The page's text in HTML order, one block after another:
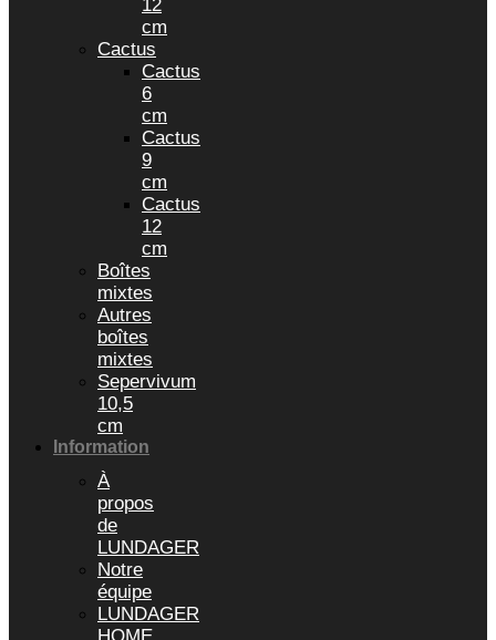
12
cm
Cactus
Cactus
6
cm
Cactus
9
cm
Cactus
12
cm
Boîtes
mixtes
Autres
boîtes
mixtes
Sepervivum
10,5
cm
Information
À
propos
de
LUNDAGER
Notre
équipe
LUNDAGER